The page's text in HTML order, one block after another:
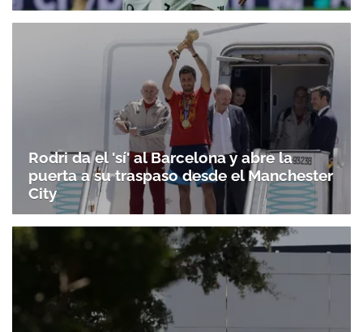
Rodri da el 'sí' al Barcelona y abre la
puerta a su traspaso desde el Manchester
City